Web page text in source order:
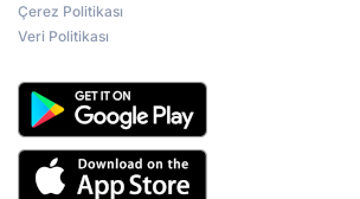
Çerez Politikası
Veri Politikası